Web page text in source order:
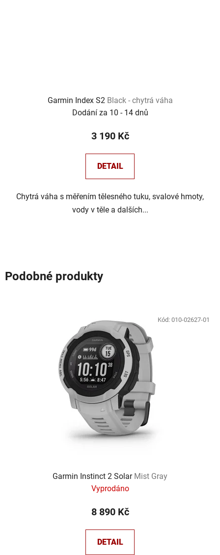
Garmin Index S2 Black - chytrá váha
Dodání za 10 - 14 dnů
3 190 Kč
DETAIL
Chytrá váha s měřením tělesného tuku, svalové hmoty,
vody v těle a dalších...
Podobné produkty
Garmin Instinct 2 Solar Mist Gray
Vyprodáno
8 890 Kč
DETAIL
Kód: 010-02627-01